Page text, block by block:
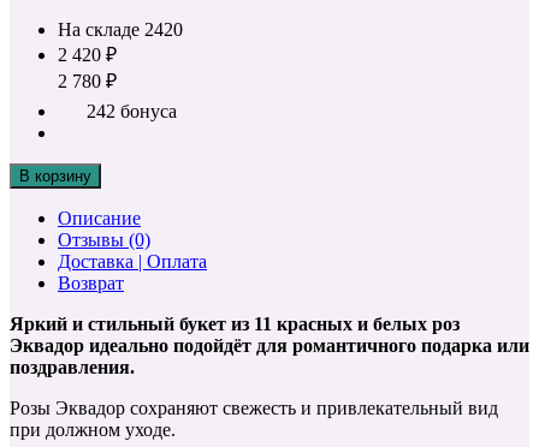
На складе 2420
2 420 ₽
2 780 ₽
242 бонуса
В корзину
Описание
Отзывы (0)
Доставка | Оплата
Возврат
Яркий и стильный букет из 11 красных и белых роз
Эквадор идеально подойдёт для романтичного подарка или
поздравления.
Розы Эквадор сохраняют свежесть и привлекательный вид
при должном уходе.